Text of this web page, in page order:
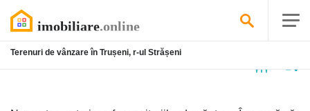
Terenuri de vânzare în Trușeni, r-ul Strășeni